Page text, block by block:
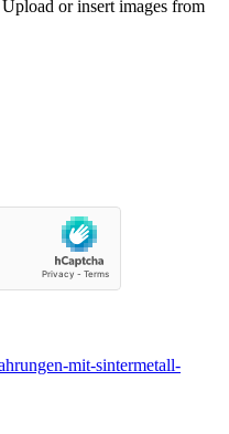
or insert images from
mit-sintermetall-